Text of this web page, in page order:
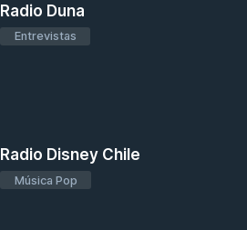
Radio Duna
Entrevistas
Radio Disney Chile
Música Pop